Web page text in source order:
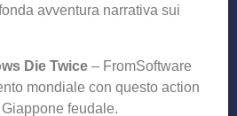
avventura narrativa sui
Die Twice – FromSoftware
mondiale con questo action
feudale.